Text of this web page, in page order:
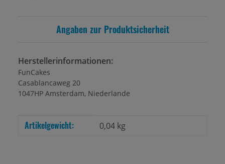
Angaben zur Produktsicherheit
Herstellerinformationen:
FunCakes
Casablancaweg 20
1047HP Amsterdam, Niederlande
Produkteigenschaft
Wert
Artikelgewicht: 0,04 kg